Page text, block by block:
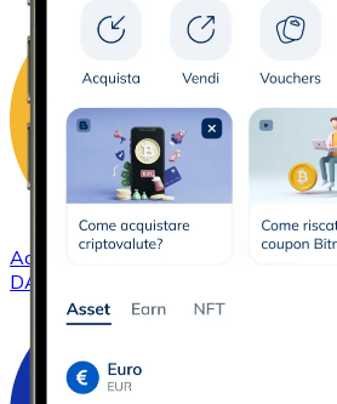
AcquistareDAI con bonifico bancario
DAI